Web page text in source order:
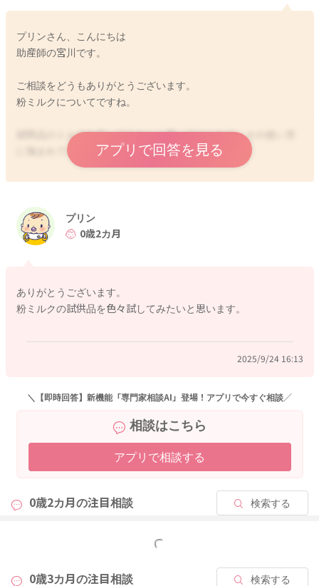
プリンさん、こんにちは
助産師の宮川です。
ご相談をどうもありがとうございます。
粉ミルクについてですね。
試供品のミルクを使ってみたいと思っておられて、その使い方
に悩まれているのですね。
お子さんの反応にもよるかと思いますので、書かれていた1~3番
混ぜて使用されることがなければ、問題はないですよ。
なのでお子さんに合いそうなのかを見えいくのであれば、3番が
いいようには思いました。
よかったら参考になさってみてください。
アプリで回答を見る
2025/9/24 13:00
プリン
0歳2カ月
ありがとうございます。
粉ミルクの試供品を色々試してみたいと思います。
2025/9/24 16:13
＼【即時回答】新機能「専門家相談AI」登場！アプリで今すぐ相談／
相談はこちら
アプリで相談する
0歳2カ月の注目相談 検索する
もっと見る
0歳3カ月の注目相談 検索する